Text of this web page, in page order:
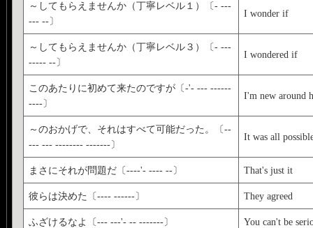
～してもらえませんか（丁寧レベル１）〔- ---
--- --〕
I wonder if
～してもらえませんか（丁寧レベル３）〔- ---
----- --〕
I wondered if
このあたりに初めて来たのですが〔-'- --- ------
----〕
I'm new around
～のおかげで、それはすべて可能だった。〔--
--- --- -------- -------〕
It was all
まさにそれが問題だ〔----'- ---- --〕 That's just it
彼らは決めた〔---- ------〕 They agreed
ふざけるなよ〔--- ---'- -- -------〕 You can't be